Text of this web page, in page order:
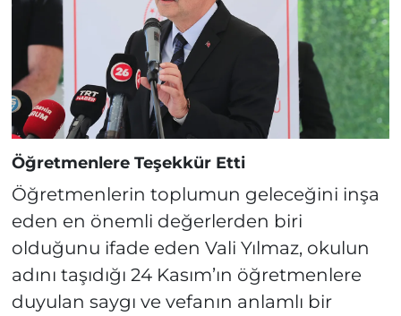
Öğretmenlere Teşekkür Etti
Öğretmenlerin toplumun geleceğini inşa
eden en önemli değerlerden biri
olduğunu ifade eden Vali Yılmaz, okulun
adını taşıdığı 24 Kasım’ın öğretmenlere
duyulan saygı ve vefanın anlamlı bir